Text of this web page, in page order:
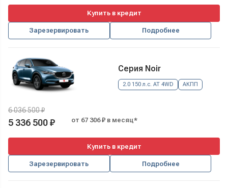
Купить в кредит
Зарезервировать Подробнее
Серия Noir
2.0 150 л.с. AT 4WD АКПП
6 036 500 ₽
5 336 500 ₽ от 67 306 ₽ в месяц*
Купить в кредит
Зарезервировать Подробнее